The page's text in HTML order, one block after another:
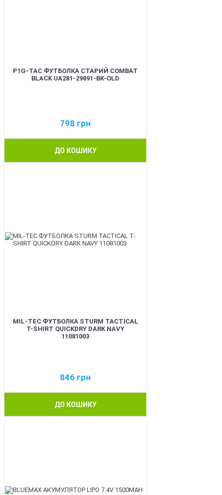
P1G-TAC ФУТБОЛКА СТАРИЙ COMBAT
BLACK UA281-29891-BK-OLD
798 грн
ДО КОШИКУ
MIL-TEC ФУТБОЛКА STURM TACTICAL
T-SHIRT QUICKDRY DARK NAVY
11081003
846 грн
ДО КОШИКУ